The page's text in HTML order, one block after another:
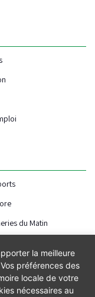
du Matin
la meilleure
préférences des
locale de votre
nécessaires au